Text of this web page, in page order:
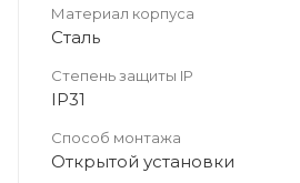
Материал корпуса
Сталь
Степень защиты IP
IP31
Способ монтажа
Открытой установки